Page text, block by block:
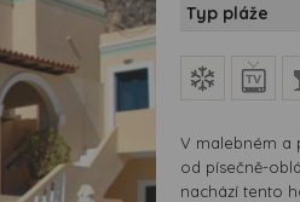
Typ pláže
V malebném a
od písečně-
nachází tento